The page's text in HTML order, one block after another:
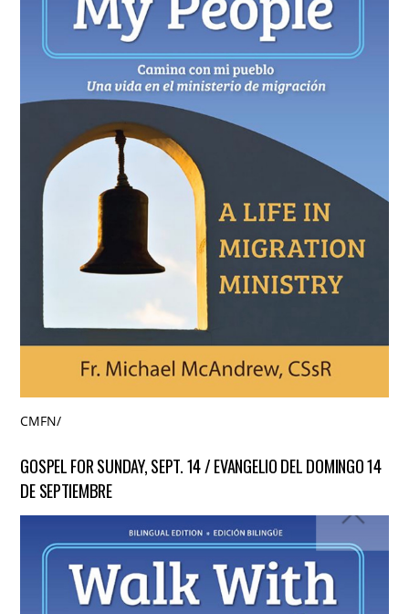
CMFN/
GOSPEL FOR SUNDAY, SEPT. 14 / EVANGELIO DEL DOMINGO 14
DE SEPTIEMBRE